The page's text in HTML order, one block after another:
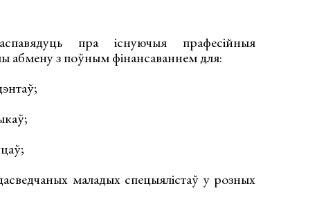
пра існуючыя прафесійныя
абмену з поўным фінансаваннем для:
маладых спецыялістаў у розных